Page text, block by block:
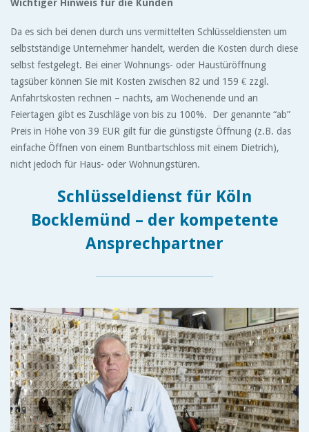
Wichtiger Hinweis für die Kunden
Da es sich bei denen durch uns vermittelten Schlüsseldiensten um
selbstständige Unternehmer handelt, werden die Kosten durch diese
selbst festgelegt. Bei einer Wohnungs- oder Haustüröffnung
tagsüber können Sie mit Kosten zwischen 82 und 159 € zzgl.
Anfahrtskosten rechnen – nachts, am Wochenende und an
Feiertagen gibt es Zuschläge von bis zu 100%. Der genannte “ab”
Preis in Höhe von 39 EUR gilt für die günstigste Öffnung (z.B. das
einfache Öffnen von einem Buntbartschloss mit einem Dietrich),
nicht jedoch für Haus- oder Wohnungstüren.
Schlüsseldienst für Köln
Bocklemünd – der kompetente
Ansprechpartner